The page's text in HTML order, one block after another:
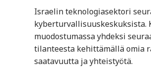
Israelin teknologiasektori
kyberturvallisuuskeskuksista.
muodostumassa yhdeksi
tilanteesta kehittämällä omia
saatavuutta ja yhteistyötä.